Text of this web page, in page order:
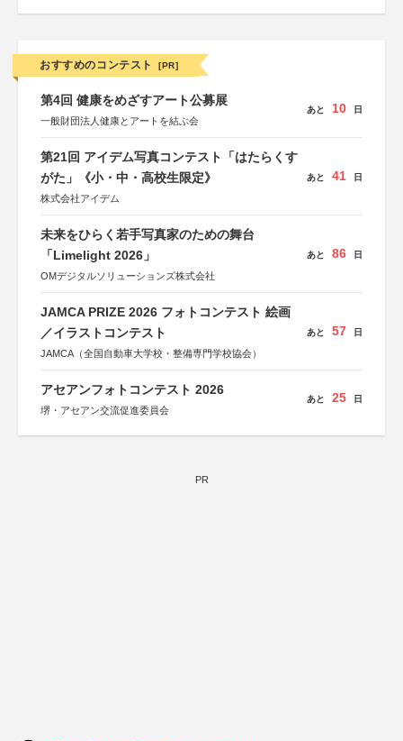
おすすめのコンテスト [PR]
第4回 健康をめざすアート公募展
一般財団法人健康とアートを結ぶ会
あと 10 日
第21回 アイデム写真コンテスト「はたらくす
がた」《小・中・高校生限定》
株式会社アイデム
あと 41 日
未来をひらく若手写真家のための舞台
「Limelight 2026」
OMデジタルソリューションズ株式会社
あと 86 日
JAMCA PRIZE 2026 フォトコンテスト 絵画
／イラストコンテスト
JAMCA（全国自動車大学校・整備専門学校協会）
あと 57 日
アセアンフォトコンテスト 2026
堺・アセアン交流促進委員会
あと 25 日
PR